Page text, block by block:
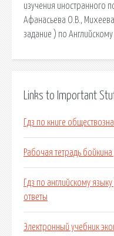
изучения иностранного
Афанасьева О.В.,
задание ) по
Links to Important
Гдз по книге
Рабочая тетрадь
Гдз по английскому
ответы
Электронный учебник